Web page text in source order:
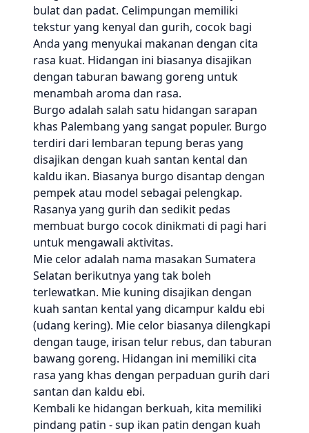
bulat dan padat. Celimpungan memiliki
tekstur yang kenyal dan gurih, cocok bagi
Anda yang menyukai makanan dengan cita
rasa kuat. Hidangan ini biasanya disajikan
dengan taburan bawang goreng untuk
menambah aroma dan rasa.
Burgo adalah salah satu hidangan sarapan
khas Palembang yang sangat populer. Burgo
terdiri dari lembaran tepung beras yang
disajikan dengan kuah santan kental dan
kaldu ikan. Biasanya burgo disantap dengan
pempek atau model sebagai pelengkap.
Rasanya yang gurih dan sedikit pedas
membuat burgo cocok dinikmati di pagi hari
untuk mengawali aktivitas.
Mie celor adalah nama masakan Sumatera
Selatan berikutnya yang tak boleh
terlewatkan. Mie kuning disajikan dengan
kuah santan kental yang dicampur kaldu ebi
(udang kering). Mie celor biasanya dilengkapi
dengan tauge, irisan telur rebus, dan taburan
bawang goreng. Hidangan ini memiliki cita
rasa yang khas dengan perpaduan gurih dari
santan dan kaldu ebi.
Kembali ke hidangan berkuah, kita memiliki
pindang patin - sup ikan patin dengan kuah